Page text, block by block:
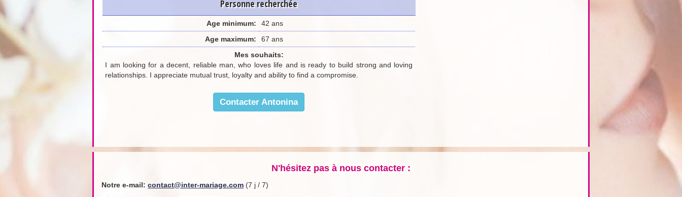
Personne recherchée
Age minimum:
42 ans
Age maximum:
67 ans
Mes souhaits:
I am looking for a decent, reliable man, who loves life and is ready to build strong and loving
relationships. I appreciate mutual trust, loyalty and ability to find a compromise.
Contacter Antonina
N'hésitez pas à nous contacter :
Notre e-mail: contact@inter-mariage.com (7 j / 7)